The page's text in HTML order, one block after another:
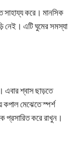
সাহায্য করে। মানসিক
নেই। এটি ঘুমের সমস্যা
এবার শ্বাস ছাড়তে
কপাল মেঝেতে স্পর্শ
প্রসারিত করে রাখুন।